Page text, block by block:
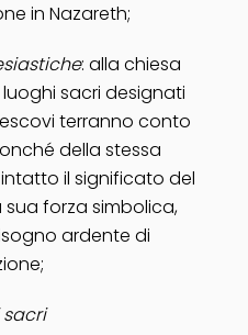
in Nazareth;
: alla chiesa
sacri designati
terranno conto
della stessa
il significato del
forza simbolica,
ardente di
sacri